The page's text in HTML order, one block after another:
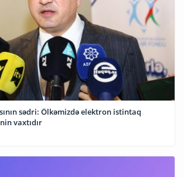
sədri: Ölkəmizdə elektron istintaq
vaxtıdır